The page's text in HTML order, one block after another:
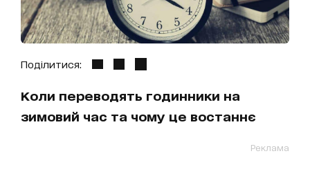
Поділитися:
Коли переводять годинники на
зимовий час та чому це востаннє
Реклама